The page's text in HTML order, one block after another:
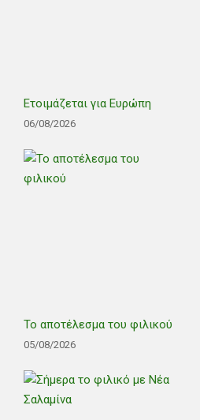
Ετοιμάζεται για Ευρώπη
06/08/2026
Το αποτέλεσμα του φιλικού
05/08/2026